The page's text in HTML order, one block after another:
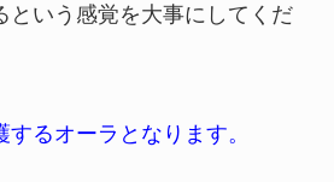
という感覚を大事にしてくだ
るオーラとなります。